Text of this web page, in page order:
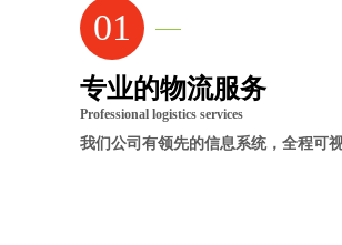
01
专业的物流服务
Professional logistics services
我们公司有领先的信息系统，全程可